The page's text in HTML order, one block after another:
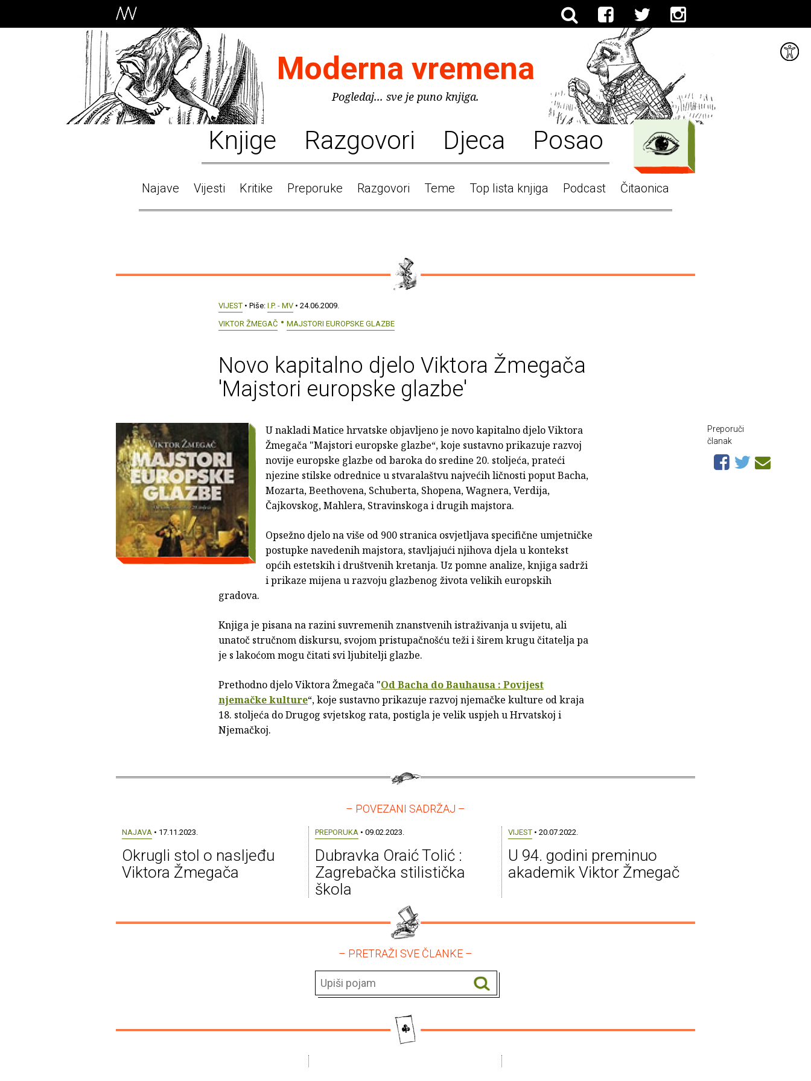
Moderna vremena
Pogledaj... sve je puno knjiga.
Knjige Razgovori Djeca Posao
Najave Vijesti Kritike Preporuke Razgovori Teme Top lista knjiga Podcast Čitaonica
VIJEST • Piše: I.P. - MV • 24.06.2009.
VIKTOR ŽMEGAČ
MAJSTORI EUROPSKE GLAZBE
Novo kapitalno djelo Viktora Žmegača
'Majstori europske glazbe'
U nakladi Matice hrvatske objavljeno je novo kapitalno djelo Viktora
Žmegača "Majstori europske glazbe“, koje sustavno prikazuje razvoj
novije europske glazbe od baroka do sredine 20. stoljeća, prateći
njezine stilske odrednice u stvaralaštvu najvećih ličnosti poput Bacha,
Mozarta, Beethovena, Schuberta, Shopena, Wagnera, Verdija,
Čajkovskog, Mahlera, Stravinskoga i drugih majstora.
Opsežno djelo na više od 900 stranica osvjetljava specifične umjetničke
postupke navedenih majstora, stavljajući njihova djela u kontekst
općih estetskih i društvenih kretanja. Uz pomne analize, knjiga sadrži
i prikaze mijena u razvoju glazbenog života velikih europskih
gradova.
Knjiga je pisana na razini suvremenih znanstvenih istraživanja u svijetu, ali
unatoč stručnom diskursu, svojom pristupačnošću teži i širem krugu čitatelja pa
je s lakoćom mogu čitati svi ljubitelji glazbe.
Prethodno djelo Viktora Žmegača "Od Bacha do Bauhausa : Povijest
njemačke kulture“, koje sustavno prikazuje razvoj njemačke kulture od kraja
18. stoljeća do Drugog svjetskog rata, postigla je velik uspjeh u Hrvatskoj i
Njemačkoj.
Preporuči
članak
– POVEZANI SADRŽAJ –
NAJAVA • 17.11.2023.
Okrugli stol o nasljeđu
Viktora Žmegača
PREPORUKA • 09.02.2023.
Dubravka Oraić Tolić :
Zagrebačka stilistička
škola
VIJEST• 20.07.2022.
U 94. godini preminuo
akademik Viktor Žmegač
– PRETRAŽI SVE ČLANKE –